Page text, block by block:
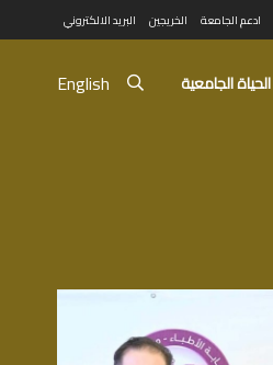
ادعم الجامعة الخريجين البريد الالكتروني
الحياة الجامعية English